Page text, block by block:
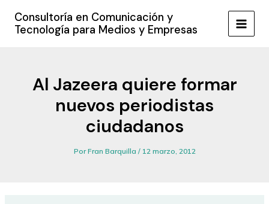
contenido
Consultoría en Comunicación y
Tecnología para Medios y Empresas
MAIN
Al Jazeera quiere formar
nuevos periodistas
ciudadanos
PorFran Barquilla / 12 marzo, 2012